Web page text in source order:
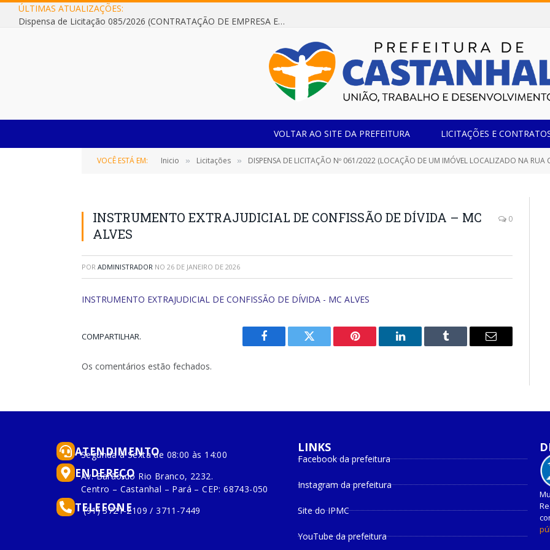
ÚLTIMAS ATUALIZAÇÕES:
Dispensa de Licitação 085/2026 (CONTRATAÇÃO DE EMPRESA ESPECIALIZADA NA FABRICAÇÃO DE MÓVEIS SOB MEDIDA COM ESTRUTURA METÁLICA EM METALON PARA ATENDIMENTO DAS NECESSIDADES DA SALA SIMOV DA EMEF MADRE MARIA VIGANÓ)
VOLTAR AO SITE DA PREFEITURA LICITAÇÕES E
VOCÊ ESTÁ EM: Inicio » Licitações » DISPENSA DE LICITAÇÃO Nº 061/2022 (LOCAÇÃO DE UM IMÓVEL LOCALIZADO NA RUA CORONEL LEAL, 1250, BAIRRO: CENTRO – CASTANHAL/PARÁ, NO PERÍODO DE 12 (DOZE)
INSTRUMENTO EXTRAJUDICIAL DE CONFISSÃO DE DÍVIDA – MC
ALVES
0
POR ADMINISTRADOR NO 26 DE JANEIRO DE 2026
INSTRUMENTO EXTRAJUDICIAL DE CONFISSÃO DE DÍVIDA - MC ALVES
COMPARTILHAR.
Facebook Twitter Pinterest
O
Tumblr
E-
Os comentários estão fechados.
ATENDIMENTO
Segunda à Sexta de 08:00 às 14:00
ENDEREÇO
Av. Barão do Rio Branco, 2232.
Centro – Castanhal – Pará – CEP: 68743-050
TELEFONE
(91) 3721-2109 / 3711-7449
LINKS
Facebook da prefeitura
Instagram da prefeitura
Site do IPMC
YouTube da prefeitura